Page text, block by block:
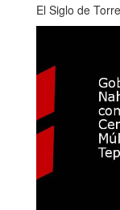
El Siglo de